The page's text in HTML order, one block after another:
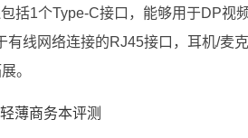
1个Type-C接口，能够用于DP视频
线网络连接的RJ45接口，耳机/麦
。